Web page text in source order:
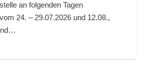
an folgenden Tagen
24. – 29.07.2026 und 12.08.,